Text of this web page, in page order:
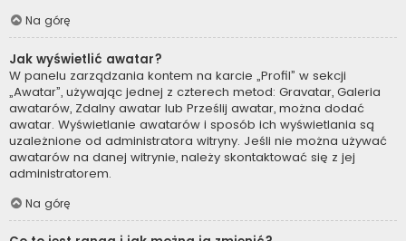
Na górę
Jak wyświetlić awatar?
W panelu zarządzania kontem na karcie „Profil” w sekcji
„Awatar”, używając jednej z czterech metod: Gravatar, Galeria
awatarów, Zdalny awatar lub Prześlij awatar, można dodać
awatar. Wyświetlanie awatarów i sposób ich wyświetlania są
uzależnione od administratora witryny. Jeśli nie można używać
awatarów na danej witrynie, należy skontaktować się z jej
administratorem.
Na górę